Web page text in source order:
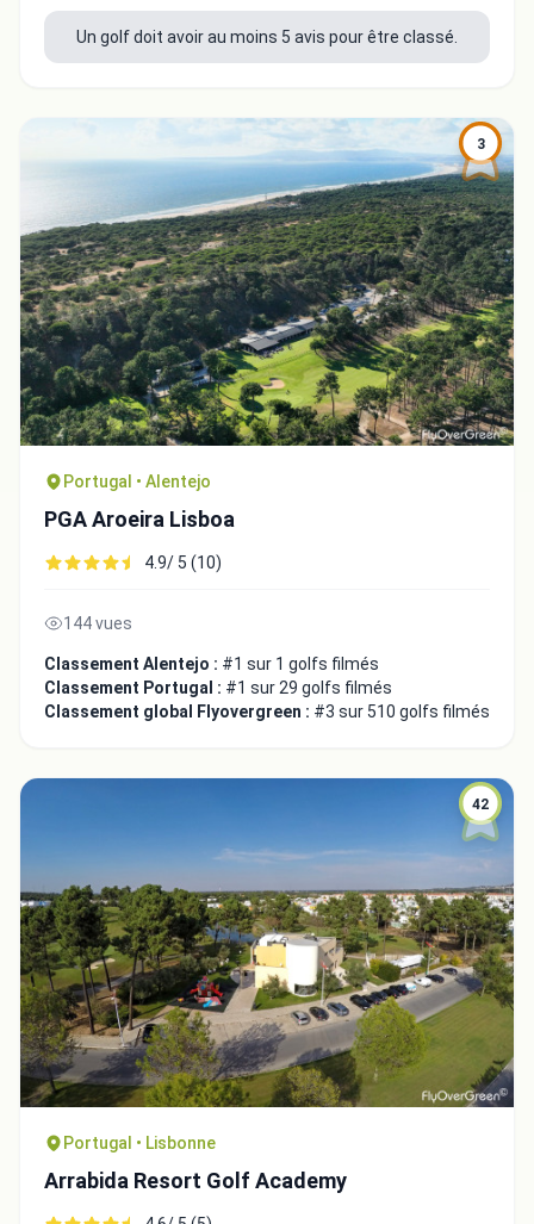
Un golf doit avoir au moins 5 avis pour être classé.
3
Portugal • Alentejo
PGA Aroeira Lisboa
4.9/ 5 (10)
144 vues
Classement Alentejo : #1 sur 1 golfs filmés
Classement Portugal : #1 sur 29 golfs filmés
Classement global Flyovergreen : #3 sur 510 golfs filmés
42
Portugal • Lisbonne
Arrabida Resort Golf Academy
Intégrer la video
Choix de la vidéo:
Copier dans le presse-papiers